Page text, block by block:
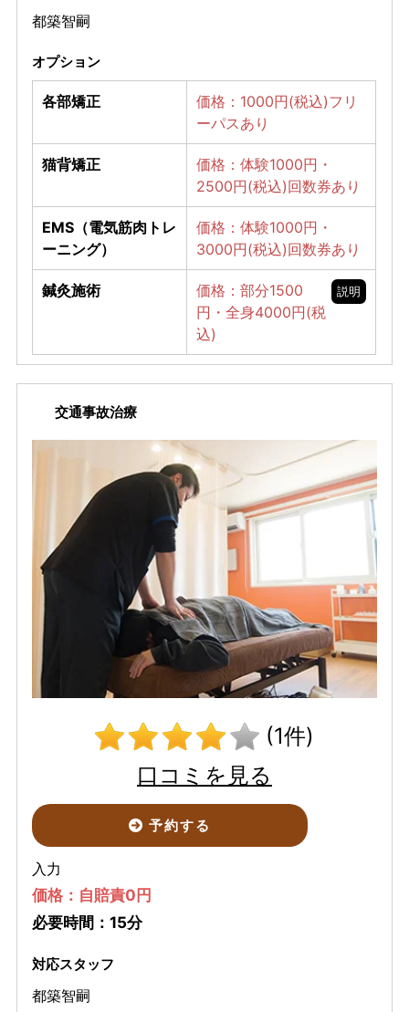
都築智嗣
オプション
各部矯正
価格：1000円(税込)フリ
ーパスあり
猫背矯正
価格：体験1000円・
2500円(税込)回数券あり
EMS（電気筋肉トレ
ーニング）
価格：体験1000円・
3000円(税込)回数券あり
鍼灸施術 説明
価格：部分1500
円・全身4000円(税
込)
交通事故治療
(1件)
口コミを見る
予約する
入力
価格：自賠責0円
必要時間：15分
対応スタッフ
都築智嗣